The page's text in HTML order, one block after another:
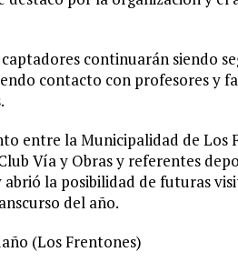
continuarán siendo
contacto con profesores y
entre la Municipalidad de Los
Vía y Obras y referentes
la posibilidad de futuras
del año.
(Los Frentones)